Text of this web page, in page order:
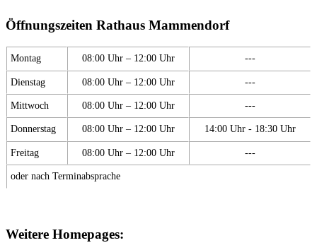
Öffnungszeiten Rathaus Mammendorf
Montag 08:00 Uhr – 12:00 Uhr ---
Dienstag 08:00 Uhr – 12:00 Uhr ---
Mittwoch 08:00 Uhr – 12:00 Uhr ---
Donnerstag 08:00 Uhr – 12:00 Uhr 14:00 Uhr - 18:30 Uhr
Freitag 08:00 Uhr – 12:00 Uhr ---
oder nach Terminabsprache
Weitere Homepages: